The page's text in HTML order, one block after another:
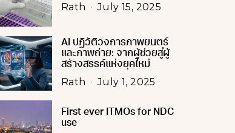
Rath July 15, 2025
AI ปฏิวัติวงการภาพยนตร์
และภาพถ่าย: จากผู้ช่วยสู่ผู้
สร้างสรรค์แห่งยุคใหม่
Rath July 1, 2025
First ever ITMOs for NDC
use